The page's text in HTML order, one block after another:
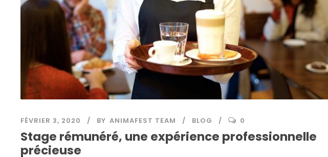
FÉVRIER 3, 2020 BY ANIMAFEST TEAM BLOG 0
Stage rémunéré, une expérience professionnelle
précieuse